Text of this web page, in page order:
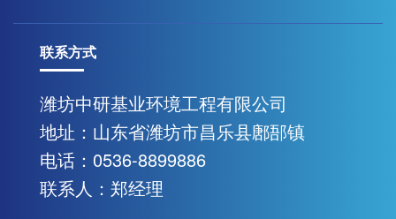
合性现代化企业
联系我们
联系方式
潍坊中研基业环境工程有限公司
地址：山东省潍坊市昌乐县鄌郚镇
电话：0536-8899886
联系人：郑经理